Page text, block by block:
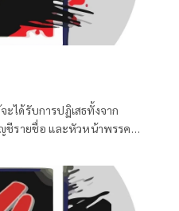
ะได้รับการปฏิเสธทั้งจาก
ชีรายชื่อ และหัวหน้าพรรค
าพรรคเพื่อไทยไปแล้ว แต่
นั้น จึงทำให้ “อนุทิน ชาญวีร
าการกระทรวงมหาดไทยถึง